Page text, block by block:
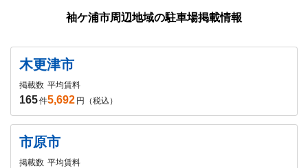
袖ケ浦市周辺地域の駐車場掲載情報
木更津市
掲載数
165件
平均賃料
5,692 円（税込）
市原市
掲載数 平均賃料